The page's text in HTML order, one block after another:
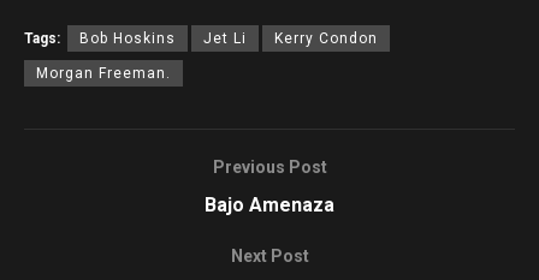
Tags: Bob Hoskins Jet Li Kerry Condon
Morgan Freeman.
Previous Post
Bajo Amenaza
Next Post